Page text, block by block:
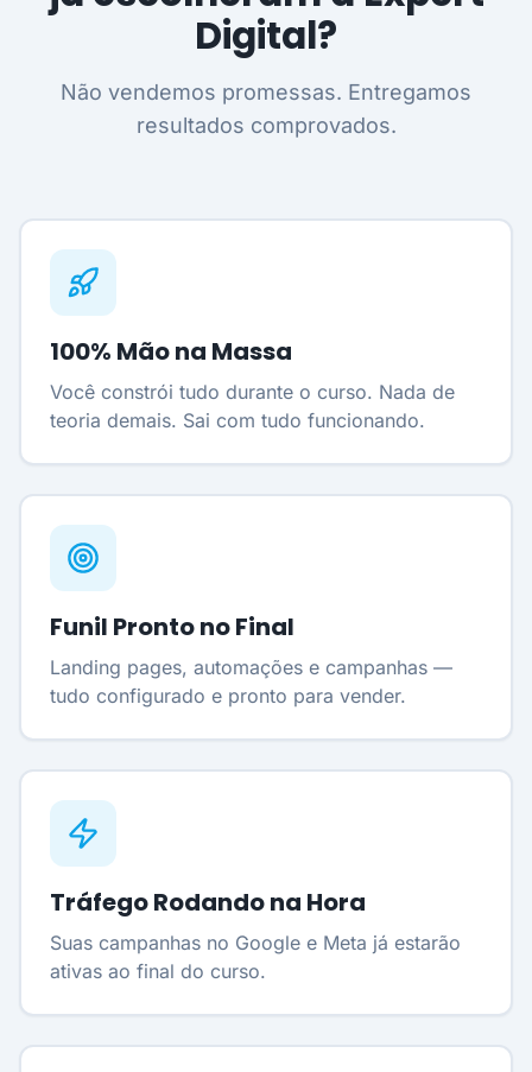
Digital?
Não vendemos promessas. Entregamos
resultados comprovados.
100% Mão na Massa
Você constrói tudo durante o curso. Nada de
teoria demais. Sai com tudo funcionando.
Funil Pronto no Final
Landing pages, automações e campanhas —
tudo configurado e pronto para vender.
Tráfego Rodando na Hora
Suas campanhas no Google e Meta já estarão
ativas ao final do curso.